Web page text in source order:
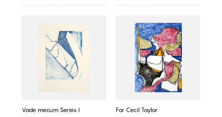
Vade mecum Series I For Cecil Taylor